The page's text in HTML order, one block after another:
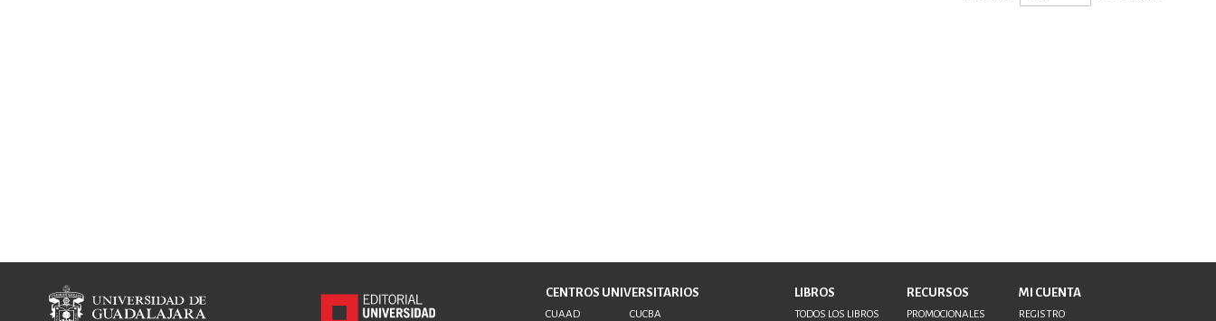
CENTROS UNIVERSITARIOS
CUAAD CUCBA
LIBROS
TODOS LOS LIBROS
RECURSOS
PROMOCIONALES
MI CUENTA
REGISTRO